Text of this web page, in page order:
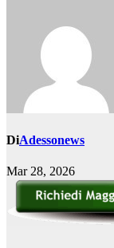
DiAdessonews
Mar 28, 2026